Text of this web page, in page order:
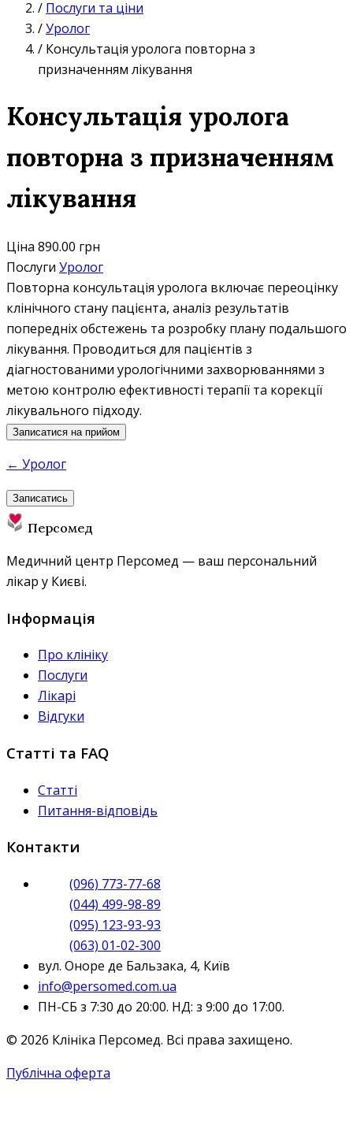
/ Послуги та ціни
/Уролог
/ Консультація уролога повторна з
призначенням лікування
Консультація уролога
повторна з призначенням
лікування
Ціна 890.00 грн
Послуги Уролог
Повторна консультація уролога включає переоцінку
клінічного стану пацієнта, аналіз результатів
попередніх обстежень та розробку плану подальшого
лікування. Проводиться для пацієнтів з
діагностованими урологічними захворюваннями з
метою контролю ефективності терапії та корекції
лікувального підходу.
Записатися на прийом
← Уролог
Записатись
Персомед
Медичний центр Персомед — ваш персональний
лікар у Києві.
Інформація
Про клініку
Послуги
Лікарі
Відгуки
Статті та FAQ
Статті
Питання-відповідь
Контакти
(096) 773-77-68
(044) 499-98-89
(095) 123-93-93
(063) 01-02-300
вул. Оноре де Бальзака, 4, Київ
info@persomed.com.ua
ПН-СБ з 7:30 до 20:00. НД: з 9:00 до 17:00.
© 2026 Клініка Персомед. Всі права захищено.
Публічна оферта